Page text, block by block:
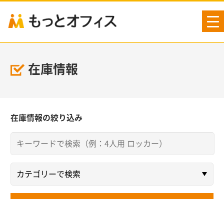
在庫情報
在庫情報の絞り込み